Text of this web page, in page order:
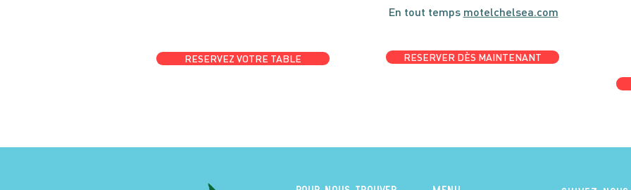
RESERVEZ VOTRE TABLE
En tout temps motelchelsea.com
RESERVER DÈS MAINTENANT